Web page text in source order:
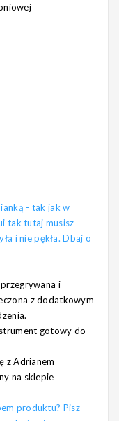
- tak jak w
tak tutaj musisz
i nie pękła. Dbaj o
i
z dodatkowym
gotowy do
z Adrianem
na sklepie
produktu? Pisz